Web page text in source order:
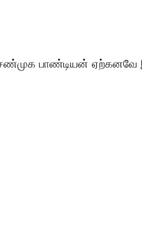
பாண்டியன் ஏற்கனவே